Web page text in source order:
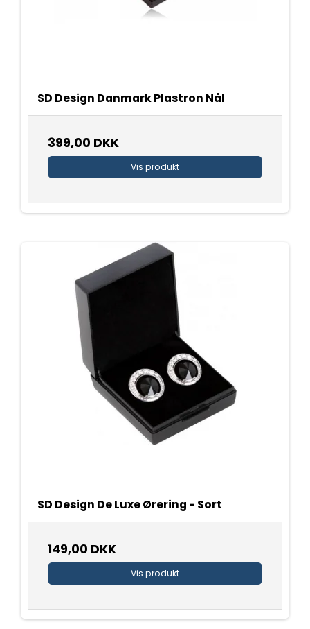
SD Design Danmark Plastron Nål
399,00 DKK
Vis produkt
SD Design De Luxe Ørering - Sort
149,00 DKK
Vis produkt